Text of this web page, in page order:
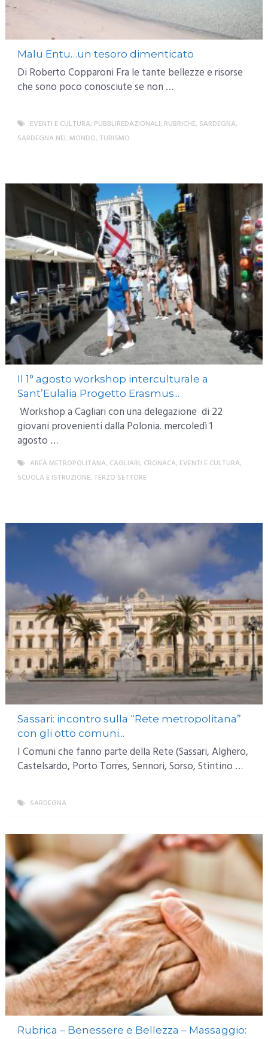
Malu Entu…un tesoro dimenticato
Di Roberto Copparoni Fra le tante bellezze e risorse
che sono poco conosciute se non …
EVENTI E CULTURA, PUBBLIREDAZIONALI, RUBRICHE, SARDEGNA,
SARDEGNA NEL MONDO, TURISMO
Il 1° agosto workshop interculturale a
Sant’Eulalia Progetto Erasmus...
Workshop a Cagliari con una delegazione di 22
giovani provenienti dalla Polonia. mercoledì 1
agosto …
AREA METROPOLITANA, CAGLIARI, CRONACA, EVENTI E CULTURA,
SCUOLA E ISTRUZIONE, TERZO SETTORE
Sassari: incontro sulla “Rete metropolitana”
con gli otto comuni...
I Comuni che fanno parte della Rete (Sassari, Alghero,
Castelsardo, Porto Torres, Sennori, Sorso, Stintino …
SARDEGNA
Rubrica – Benessere e Bellezza – Massaggio: